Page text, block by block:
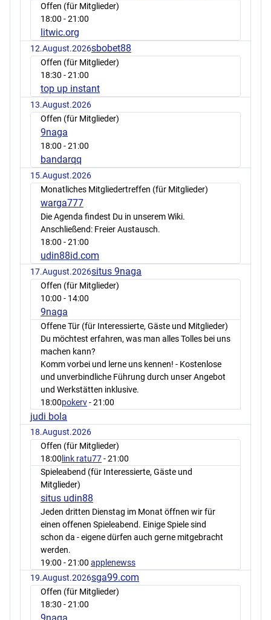
Offen (für Mitglieder)
18:00 - 21:00
litwic.org
12.August.2026sbobet88
Offen (für Mitglieder)
18:30 - 21:00
top up instant
13.August.2026
Offen (für Mitglieder)
9naga
18:00 - 21:00
bandarqq
15.August.2026
Monatliches Mitgliedertreffen (für Mitglieder)
warga777
Die Agenda findest Du in unserem Wiki.
Anschließend: Freier Austausch.
18:00 - 21:00
udin88id.com
17.August.2026situs 9naga
Offen (für Mitglieder)
10:00 - 14:00
9naga
Offene Tür (für Interessierte, Gäste und Mitglieder)
Du möchtest erfahren, was man alles Tolles bei uns
machen kann?
Komm vorbei und lerne uns kennen! - Kostenlose
und unverbindliche Führung durch unser Angebot
und Werkstätten inklusive.
18:00pokerv- 21:00
judi bola
18.August.2026
Offen (für Mitglieder)
18:00 link ratu77- 21:00
Spieleabend (für Interessierte, Gäste und
Mitglieder)
situs udin88
Jeden dritten Dienstag im Monat öffnen wir für
einen offenen Spieleabend. Einige Spiele sind
schon da - eigene dürfen auch gerne mitgebracht
werden.
19:00 - 21:00 applenewss
19.August.2026sga99.com
Offen (für Mitglieder)
18:30 - 21:00